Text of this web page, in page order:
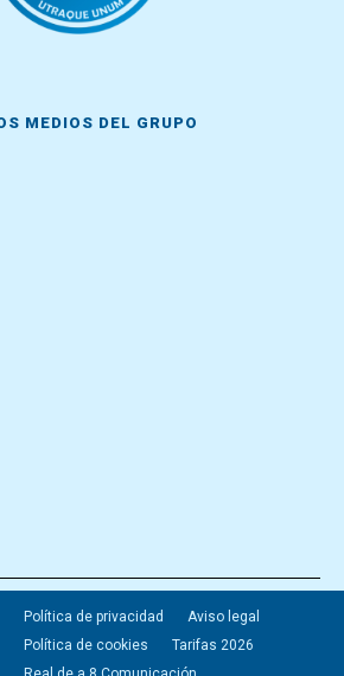
MEDIOS DEL GRUPO
Política de privacidad
Aviso legal
Política de cookies
Tarifas 2026